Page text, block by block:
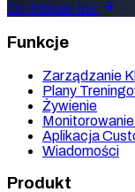
Try FitSuite free
Funkcje
Zarządzanie
Plany
Żywienie
Aplikacja
Wiadomości
Produkt